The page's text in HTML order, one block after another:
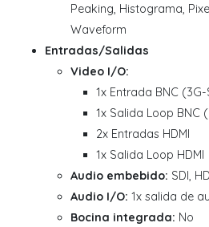
Peaking, Histograma,
Waveform
Entradas/Salidas
Video I/O:
1x Entrada BNC (3G-
1x Salida Loop BNC
2x Entradas HDMI
1x Salida Loop HDMI
Audio embebido: SDI,
Audio I/O: 1x salida de
Bocina integrada: No